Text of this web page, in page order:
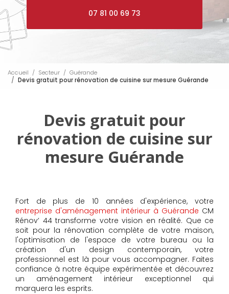
07 81 00 69 73
Accueil Secteur
Guérande
Devis gratuit pour rénovation de cuisine sur mesure Guérande
Devis gratuit pour
rénovation de cuisine sur
mesure Guérande
Fort de plus de 10 années d'expérience, votre
entreprise d'aménagement intérieur à Guérande CM
Rénov’ 44 transforme votre vision en réalité. Que ce
soit pour la rénovation complète de votre maison,
l'optimisation de l'espace de votre bureau ou la
création d'un design contemporain, votre
professionnel est là pour vous accompagner. Faites
confiance à notre équipe expérimentée et découvrez
un aménagement intérieur exceptionnel qui
marquera les esprits.